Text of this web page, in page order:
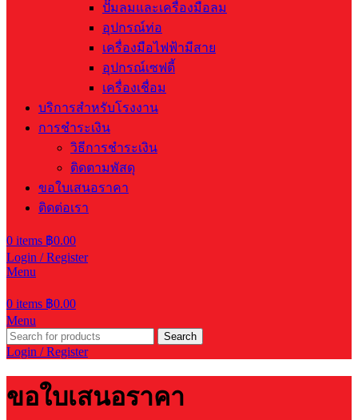
ปั๊มลมและเครื่องมือลม
อุปกรณ์ท่อ
เครื่องมือไฟฟ้ามีสาย
อุปกรณ์เซฟตี้
เครื่องเชื่อม
บริการสำหรับโรงงาน
การชำระเงิน
วิธีการชำระเงิน
ติดตามพัสดุ
ขอใบเสนอราคา
ติดต่อเรา
0 items ฿0.00
Login / Register
Menu
0 items ฿0.00
Menu
Search
Login / Register
ขอใบเสนอราคา